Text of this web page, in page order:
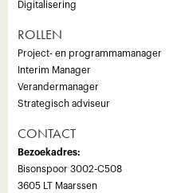
Digitalisering
ROLLEN
Project- en programmamanager
Interim Manager
Verandermanager
Strategisch adviseur
CONTACT
Bezoekadres:
Bisonspoor 3002-C508
3605 LT Maarssen